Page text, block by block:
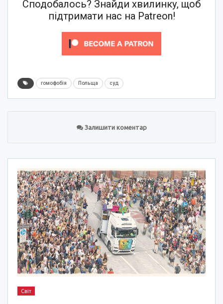
Сподобалось? Знайди хвилинку, щоб
підтримати нас на Patreon!
гомофобія Польща суд
Залишити коментар
Світ